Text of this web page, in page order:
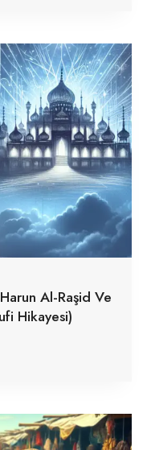
Al-Raşid Ve
Hikayesi)